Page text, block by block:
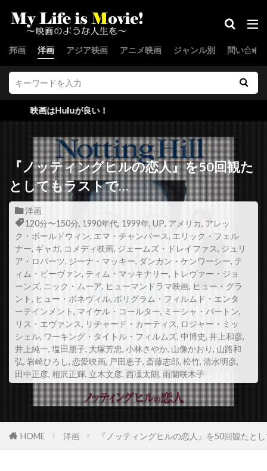
邦画 洋画 アジア映画 アニメ映画 ジャンル別 問い合わ
ジョー・スピネル
ジョー・セネカ
ジョー・ターケル
ジョー・パントリアーノ
ジョー・ピトカ
ジョー・フラハティ
ジョー・プロスペロ
ジョー・ペシ
ジョー・マンガニエロ
ジョー・ユーラ
ジョー・ランフト
ジョー・ロー・トルグリオ
ジリアン・ハンナ
ジル・バローニ
ジーナ・マッキー
スウェーデン
スカイダンス・プロダクションズ
スカンヤー・ウォンサターバット
スカーレット・ヨハンソン
スキップ・ウッズ
スキャットマン・クローザース
スクエア・ペグ
スコット・Z・バーンズ
スコット・アレクサンダー
スコット・グレン
スコット・コルク
スコット・シェパード
スコット・シルヴァー
スコット・ジョプリン
スコット・トーマス
スコット・ノイスタッター
スコット・バクラ
スコット・バドニック
スコット・ヒックス
スコット・ムーア
スコット・リーヴス
スコット・ルーディン
スコット・ルーディン・プロダクションズ
Huluが良い！
『ノッティングヒルの恋人』を50回観た
としてもラストで…
洋画
120分〜150分, 1990年代, 1999年, UP, アメリカ, アレッ
ク・ボールドウィン, エマ・チャンバース, エリック・フェル
ナー, ギャガ, コメディ映画, ジェームズ・ドレイファス, ジュリ
ア・ロバーツ, ジーナ・マッキー, ダンカン・ケンワーシー, テ
ィム・ビーヴァン, ティム・マッキナリー, トレヴァー・ジョ
ーンズ, ニック・ムーア, ヒューマンドラマ映画, ヒュー・グラ
ント, ヒュー・ボネヴィル, ポリグラム・フィルムド・エンタ
ーテインメント, マイケル・コールター, ミーシャ・バートン,
リス・エヴァンス, リチャード・カーティス, ロジャー・ミッ
シェル, ワーキング・タイトル・フィルムズ, 中博史, 井上和彦,
井上純一, 塩田朋子, 大塚芳忠, 小林さやか, 山像かおり, 山路和
弘, 岩崎ひろし, 恋愛映画, 戸田恵子, 斎藤志郎, 松竹, 清水明彦,
田中正彦, 相沢正輝, 立木文彦, 西凜太朗, 雨蘭咲木子
HOME 洋画 『ノッティングヒルの恋人』を50回観たと